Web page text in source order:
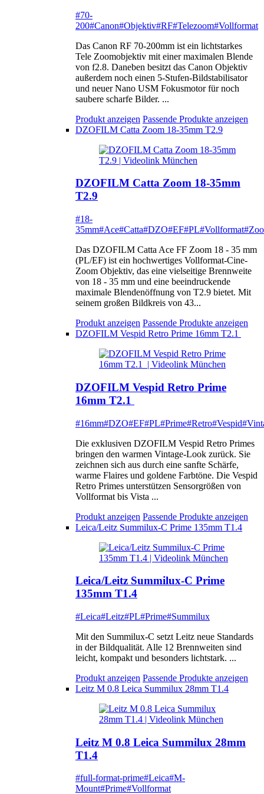
#70-
200#Canon#Objektiv#RF#Telezoom#Vollformat
Das Canon RF 70-200mm ist ein lichtstarkes
Tele Zoomobjektiv mit einer maximalen Blende
von f2.8. Daneben besitzt das Canon Objektiv
außerdem noch einen 5-Stufen-Bildstabilisator
und neuer Nano USM Fokusmotor für noch
saubere scharfe Bilder. ...
Produkt anzeigen Passende Produkte anzeigen
DZOFILM Catta Zoom 18-35mm T2.9
DZOFILM Catta Zoom 18-35mm
T2.9
#18-
35mm#Ace#Catta#DZO#EF#PL#Vollformat
Das DZOFILM Catta Ace FF Zoom 18 - 35 mm
(PL/EF) ist ein hochwertiges Vollformat-Cine-
Zoom Objektiv, das eine vielseitige Brennweite
von 18 - 35 mm und eine beeindruckende
maximale Blendenöffnung von T2.9 bietet. Mit
seinem großen Bildkreis von 43...
Produkt anzeigen Passende Produkte anzeigen
DZOFILM Vespid Retro Prime 16mm T2.1
DZOFILM Vespid Retro Prime
16mm T2.1
#16mm#DZO#EF#PL#Prime#Retro#Vespid
Die exklusiven DZOFILM Vespid Retro Primes
bringen den warmen Vintage-Look zurück. Sie
zeichnen sich aus durch eine sanfte Schärfe,
warme Flaires und goldene Farbtöne. Die Vespid
Retro Primes unterstützen Sensorgrößen von
Vollformat bis Vista ...
Produkt anzeigen Passende Produkte anzeigen
Leica/Leitz Summilux-C Prime 135mm T1.4
Leica/Leitz Summilux-C Prime
135mm T1.4
#Leica#Leitz#PL#Prime#Summilux
Mit den Summilux-C setzt Leitz neue Standards
in der Bildqualität. Alle 12 Brennweiten sind
leicht, kompakt und besonders lichtstark. ...
Produkt anzeigen Passende Produkte anzeigen
Leitz M 0.8 Leica Summilux 28mm T1.4
Leitz M 0.8 Leica Summilux 28mm
T1.4
#full-format-prime#Leica#M-
Mount#Prime#Vollformat